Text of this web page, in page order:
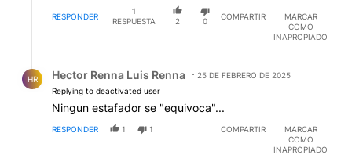
RESPONDER
1
RESPUESTA
2 0
COMPARTIR
MARCAR
COMO
INAPROPIADO
HR Hector Renna Luis Renna
25 DE FEBRERO DE 2025
Replying to deactivated user
Ningun estafador se "equivoca"...
RESPONDER 1 1 COMPARTIR
MARCAR
COMO
INAPROPIADO